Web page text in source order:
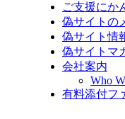
ご支援にか
偽サイトの
偽サイト情
偽サイトマ
会社案内
Who
有料添付フ